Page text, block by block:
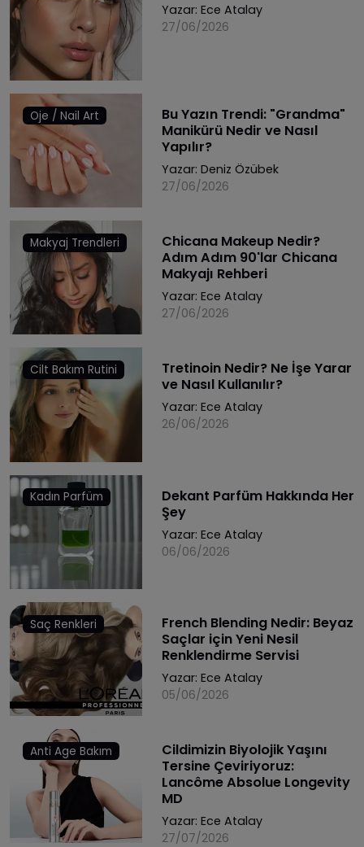
Yazar: Ece Atalay
27/06/2026
Oje / Nail Art
Bu Yazın Trendi: "Grandma"
Manikürü Nedir ve Nasıl
Yapılır?
Yazar: Deniz Özübek
27/06/2026
Makyaj Trendleri
Chicana Makeup Nedir?
Adım Adım 90'lar Chicana
Makyajı Rehberi
Yazar: Ece Atalay
27/06/2026
Cilt Bakım Rutini
Tretinoin Nedir? Ne İşe Yarar
ve Nasıl Kullanılır?
Yazar: Ece Atalay
26/06/2026
Kadın Parfüm
Dekant Parfüm Hakkında Her
Şey
Yazar: Ece Atalay
06/06/2026
Saç Renkleri
French Blending Nedir: Beyaz
Saçlar için Yeni Nesil
Renklendirme Servisi
Yazar: Ece Atalay
05/06/2026
Anti Age Bakım
Cildimizin Biyolojik Yaşını
Tersine Çeviriyoruz:
Lancôme Absolue Longevity
MD
Yazar: Ece Atalay
27/07/2026